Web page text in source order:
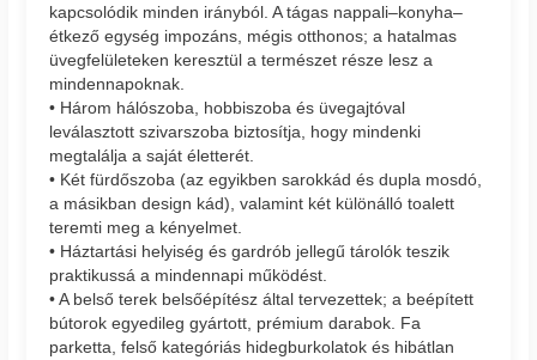
kapcsolódik minden irányból. A tágas nappali–konyha–
étkező egység impozáns, mégis otthonos; a hatalmas
üvegfelületeken keresztül a természet része lesz a
mindennapoknak.
• Három hálószoba, hobbiszoba és üvegajtóval
leválasztott szivarszoba biztosítja, hogy mindenki
megtalálja a saját életterét.
• Két fürdőszoba (az egyikben sarokkád és dupla mosdó,
a másikban design kád), valamint két különálló toalett
teremti meg a kényelmet.
• Háztartási helyiség és gardrób jellegű tárolók teszik
praktikussá a mindennapi működést.
• A belső terek belsőépítész által tervezettek; a beépített
bútorok egyedileg gyártott, prémium darabok. Fa
parketta, felső kategóriás hidegburkolatok és hibátlan